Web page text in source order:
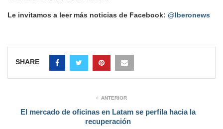
Le invitamos a leer más noticias de Facebook: @Iberonews
SHARE
ANTERIOR
El mercado de oficinas en Latam se perfila hacia la
recuperación